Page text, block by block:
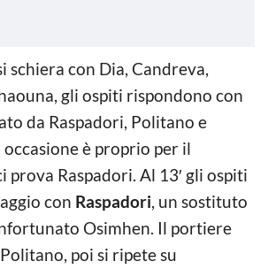
schiera con Dia, Candreva,
gli ospiti rispondono con
da Raspadori, Politano e
occasione è proprio per il
prova Raspadori. Al 13′ gli ospiti
con Raspadori, un sostituto
Osimhen. Il portiere
poi si ripete su